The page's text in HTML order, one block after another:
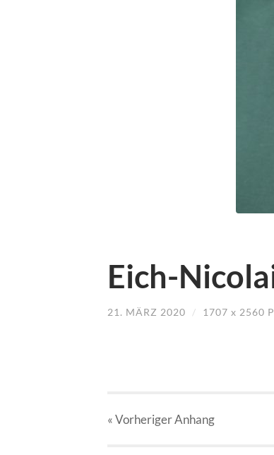
Eich-
21. MÄRZ 2020 / 1707 x 2560
« VorherigerAnhang